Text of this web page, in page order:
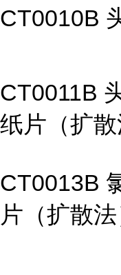
CT0010B
CT0011B
纸片（扩
CT0013B
片（扩散